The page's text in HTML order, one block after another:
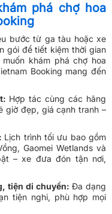
phá chợ hoa
bước từ ga tàu hoặc xe
gói để tiết kiệm thời gian
khám phá chợ hoa
Booking mang đến
Hợp tác cùng các hãng
giờ đẹp, giá cạnh tranh –
Lịch trình tối ưu bao gồm
Gaomei Wetlands và
– xe đưa đón tận nơi,
tiện di chuyển: Đa dạng
tiện nghi, phù hợp mọi